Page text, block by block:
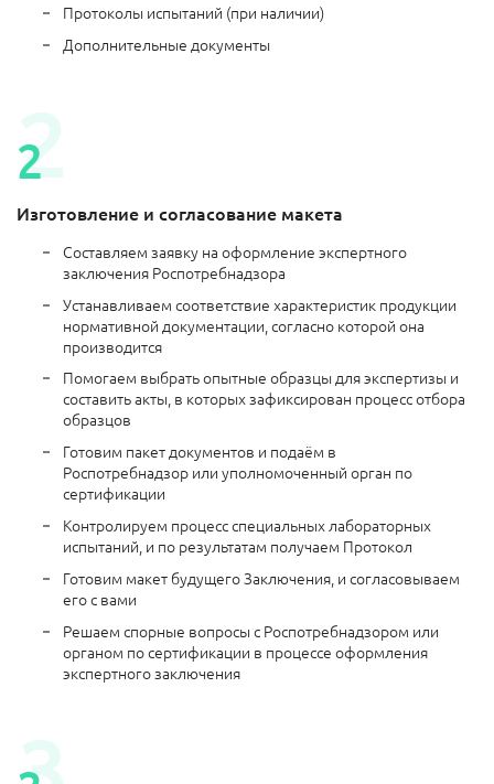
Протоколы испытаний (при наличии)
Дополнительные документы
Изготовление и согласование макета
Составляем заявку на оформление экспертного
заключения Роспотребнадзора
Устанавливаем соответствие характеристик продукции
нормативной документации, согласно которой она
производится
Помогаем выбрать опытные образцы для экспертизы и
составить акты, в которых зафиксирован процесс отбора
образцов
Готовим пакет документов и подаём в
Роспотребнадзор или уполномоченный орган по
сертификации
Контролируем процесс специальных лабораторных
испытаний, и по результатам получаем Протокол
Готовим макет будущего Заключения, и согласовываем
его с вами
Решаем спорные вопросы с Роспотребнадзором или
органом по сертификации в процессе оформления
экспертного заключения